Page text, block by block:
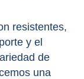
resistentes,
y el
de
una